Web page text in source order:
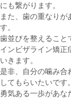
にも繋がります。
また、歯の重なり
す。
歯並びを整えること
インビザライン矯正
いきます。
是非、自分の噛み合
してもらいたいです。
勇気ある一歩があな